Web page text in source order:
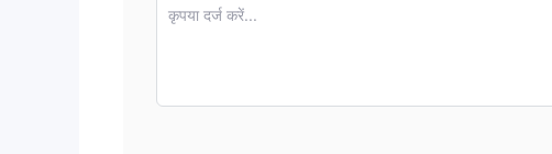
कृपया दर्ज करें...